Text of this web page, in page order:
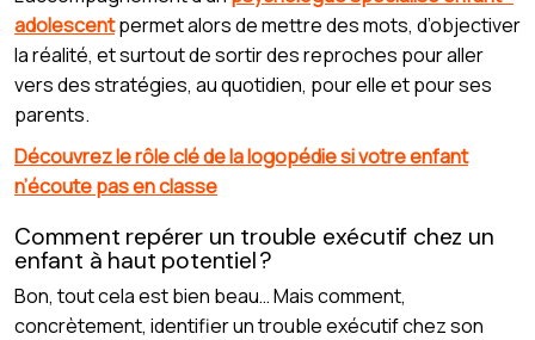
adolescentpermet alors de mettre des mots, d’objectiver
la réalité, et surtout de sortir des reproches pour aller
vers des stratégies, au quotidien, pour elle et pour ses
parents.
Découvrez le rôle clé de la logopédie si votre enfant
n’écoute pas en classe
Comment repérer un trouble exécutif chez un
enfant à haut potentiel ?
Bon, tout cela est bien beau… Mais comment,
concrètement, identifier un trouble exécutif chez son